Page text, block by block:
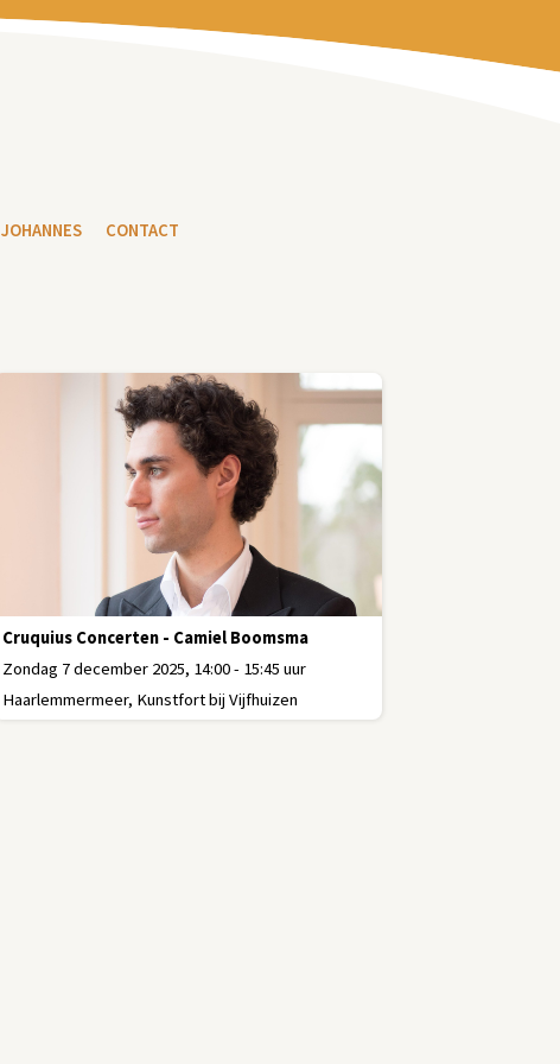
JOHANNES CONTACT
Cruquius Concerten - Camiel Boomsma
Zondag 7 december 2025, 14:00 - 15:45 uur
Haarlemmermeer, Kunstfort bij Vijfhuizen